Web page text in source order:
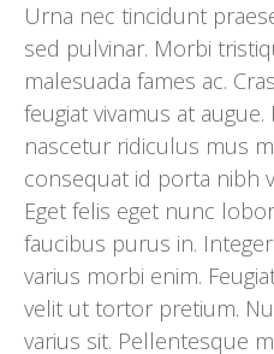
Urna nec tincidunt
sed pulvinar. Morbi
malesuada fames ac.
feugiat vivamus at
nascetur ridiculus mus
consequat id porta nibh
Eget felis eget nunc
faucibus purus in.
varius morbi enim.
velit ut tortor pretium.
varius sit. Pellentesque